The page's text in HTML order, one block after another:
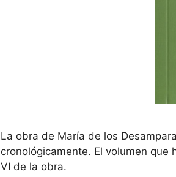
La obra de María de los
cronológicamente. El volumen
VI de la obra.